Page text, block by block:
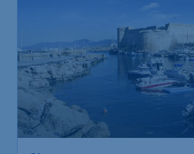
Chypre
Larnaca